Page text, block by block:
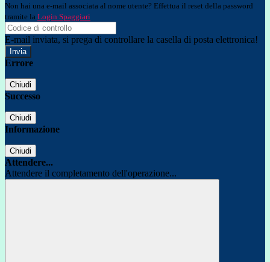
Non hai una e-mail associata al nome utente? Effettua il reset della password
tramite la Login Spaggiari
E-mail inviata, si prega di controllare la casella di posta elettronica!
Errore
Chiudi
Successo
Chiudi
Informazione
Chiudi
Attendere...
Attendere il completamento dell'operazione...